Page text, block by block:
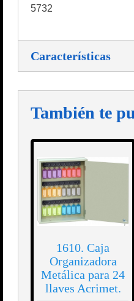
5732
Características
También te
1610. Caja
Organizadora
Metálica para 24
llaves Acrimet.